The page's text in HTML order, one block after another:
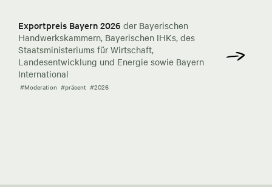
Exportpreis Bayern 2026 der Bayerischen
Handwerkskammern, Bayerischen IHKs, des
Staatsministeriums für Wirtschaft,
Landesentwicklung und Energie sowie Bayern
International
#Moderation #präsent #2026